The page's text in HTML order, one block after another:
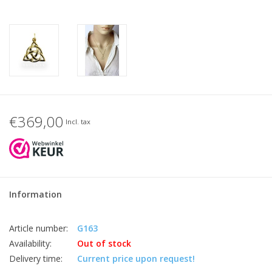
€369,00 Incl. tax
Information
Article number:
G163
Availability:
Out of stock
Delivery time:
Current price upon request!